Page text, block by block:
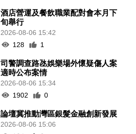
酒店營運及餐飲職業配對會本月下
旬舉行
2026-08-06 15:42
128
1
司警調查路氹娛樂場外懷疑傷人案
適時公布案情
2026-08-06 15:34
1902
0
論壇冀推動灣區銀髮金融創新發展
2026-08-06 15:06